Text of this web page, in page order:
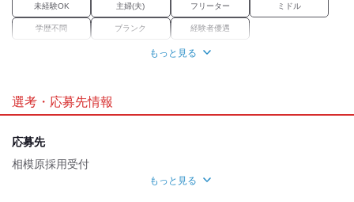
未経験OK 主婦(夫) フリーター ミドル
学歴不問 ブランク 経験者優遇
魅力的な待遇
交通費有
自分らしい恰好
もっと見る
選考・応募先情報
応募先
相模原採用受付
もっと見る